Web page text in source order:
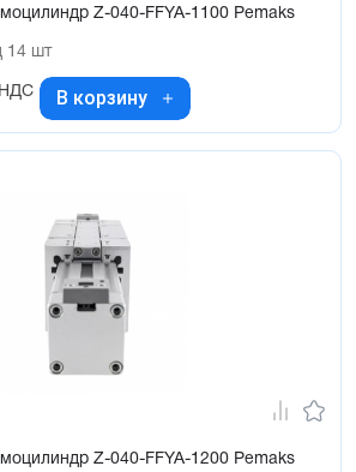
Z-040-FFYA-1100 Pemaks
14 шт
В корзину
Z-040-FFYA-1200 Pemaks